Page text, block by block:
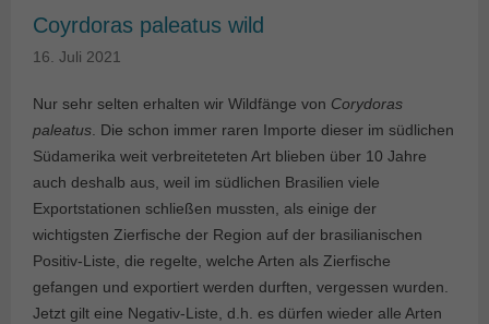
Coyrdoras paleatus wild
16. Juli 2021
Nur sehr selten erhalten wir Wildfänge von Corydoras
paleatus . Die schon immer raren Importe dieser im südlichen
Südamerika weit verbreiteteten Art blieben über 10 Jahre
auch deshalb aus, weil im südlichen Brasilien viele
Exportstationen schließen mussten, als einige der
wichtigsten Zierfische der Region auf der brasilianischen
Positiv-Liste, die regelte, welche Arten als Zierfische
gefangen und exportiert werden durften, vergessen wurden.
Jetzt gilt eine Negativ-Liste, d.h. es dürfen wieder alle Arten